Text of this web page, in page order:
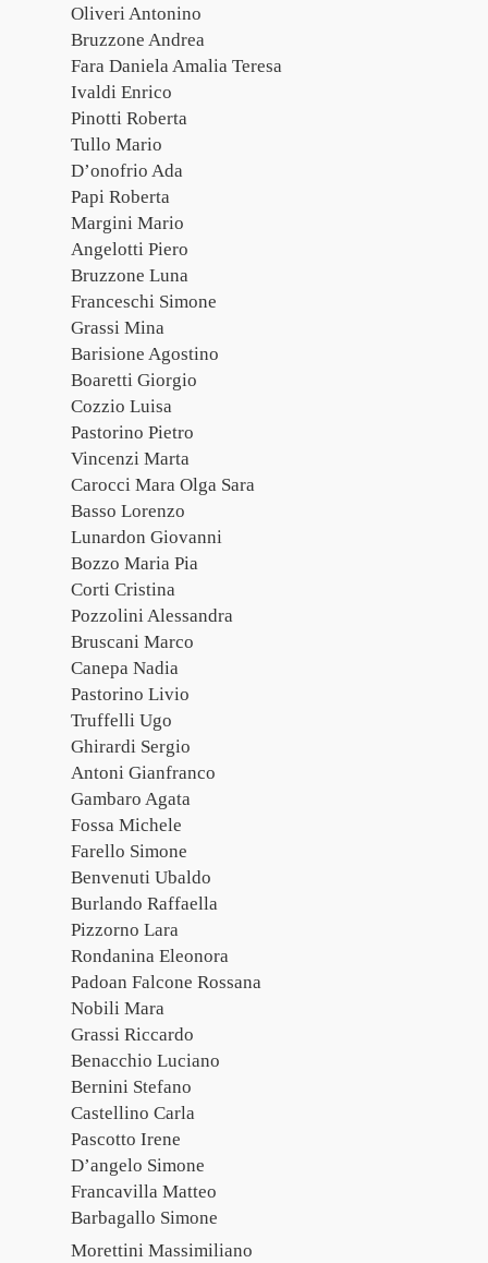
Oliveri Antonino
Bruzzone Andrea
Fara Daniela Amalia Teresa
Ivaldi Enrico
Pinotti Roberta
Tullo Mario
D’onofrio Ada
Papi Roberta
Margini Mario
Angelotti Piero
Bruzzone Luna
Franceschi Simone
Grassi Mina
Barisione Agostino
Boaretti Giorgio
Cozzio Luisa
Pastorino Pietro
Vincenzi Marta
Carocci Mara Olga Sara
Basso Lorenzo
Lunardon Giovanni
Bozzo Maria Pia
Corti Cristina
Pozzolini Alessandra
Bruscani Marco
Canepa Nadia
Pastorino Livio
Truffelli Ugo
Ghirardi Sergio
Antoni Gianfranco
Gambaro Agata
Fossa Michele
Farello Simone
Benvenuti Ubaldo
Burlando Raffaella
Pizzorno Lara
Rondanina Eleonora
Padoan Falcone Rossana
Nobili Mara
Grassi Riccardo
Benacchio Luciano
Bernini Stefano
Castellino Carla
Pascotto Irene
D’angelo Simone
Francavilla Matteo
Barbagallo Simone
Morettini Massimiliano